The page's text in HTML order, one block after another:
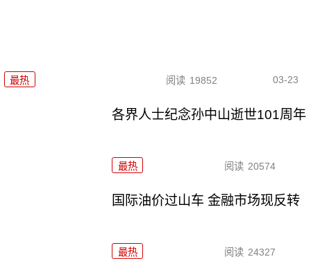
最热 阅读 19852 03-23
各界人士纪念孙中山逝世101周年
最热 阅读 20574
国际油价过山车 金融市场现反转
最热 阅读 24327